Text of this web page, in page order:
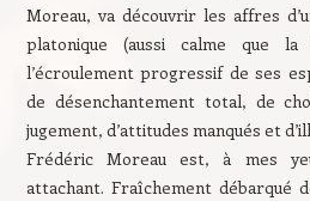
Moreau, va découvrir les affres
platonique (aussi calme que
l’écroulement progressif de ses
de désenchantement total, de
jugement, d’attitudes manqués et
Frédéric Moreau est, à mes
attachant. Fraîchement débarqué